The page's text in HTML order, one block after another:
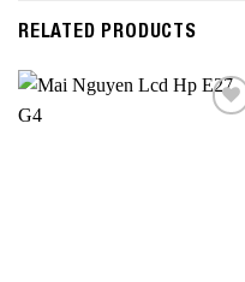
RELATED PRODUCTS